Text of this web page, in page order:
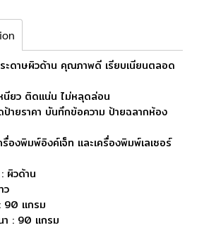
ะดาษผิวด้าน คุณภาพดี เรียบเนียนตลอด
หนียว ติดแน่น ไม่หลุดล่อน
ป้ายราคา บันทึกข้อความ ป้ายฉลากห้อง
รื่องพิมพ์อิงค์เจ็ท และเครื่องพิมพ์เลเซอร์
ผิวด้าน
ว
90 แกรม
า : 90 แกรม